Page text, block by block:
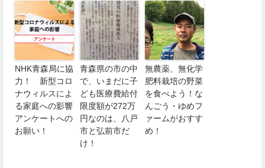
NHK青森局に協
力！ 新型コロ
ナウィルスによ
る家庭への影響
アンケートへの
お願い！
青森県の市の中
で、いまだに子
ども医療費給付
限度額が272万
円なのは、八戸
市と弘前市だ
け！
無農薬、無化学
肥料栽培の野菜
を食べよう！な
んごう・ゆめフ
ァームがおすす
め！